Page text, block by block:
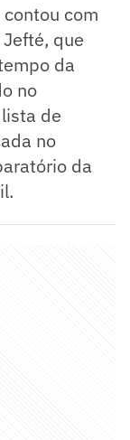
com
que
da
no
de
no
da